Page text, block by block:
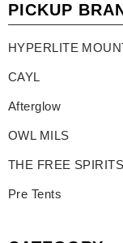
PICKUP
HYPERLITE
CAYL
Afterglow
OWL MILS
THE FREE SPIRITS
Pre Tents